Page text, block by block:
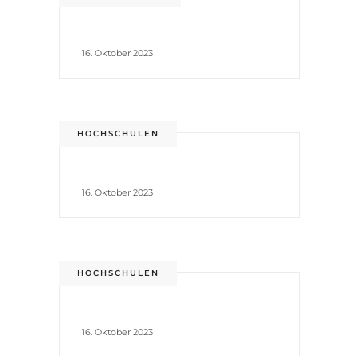
16. Oktober 2023
HOCHSCHULEN
16. Oktober 2023
HOCHSCHULEN
16. Oktober 2023